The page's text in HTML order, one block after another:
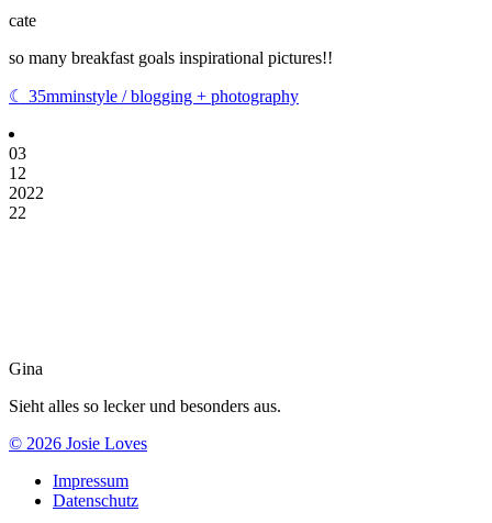
cate
so many breakfast goals inspirational pictures!!
☾ 35mminstyle / blogging + photography
03
12
2022
22
Gina
Sieht alles so lecker und besonders aus.
© 2026 Josie Loves
Impressum
Datenschutz